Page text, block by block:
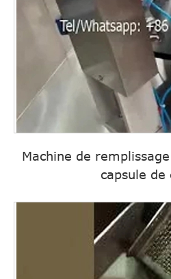
Machine de
capsule de